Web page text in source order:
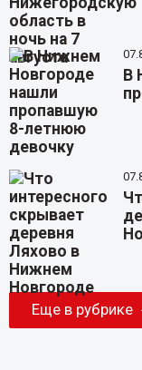
В
Еще в рубрике